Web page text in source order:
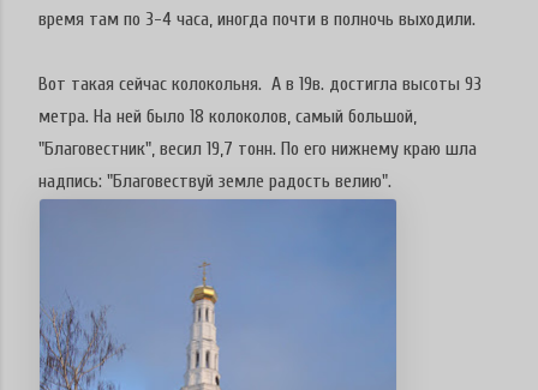
время там по 3-4 часа, иногда почти в полночь выходили.
Вот такая сейчас колокольня. А в 19в. достигла высоты 93
метра. На ней было 18 колоколов, самый большой,
"Благовестник", весил 19,7 тонн. По его нижнему краю шла
надпись: "Благовествуй земле радость велию".